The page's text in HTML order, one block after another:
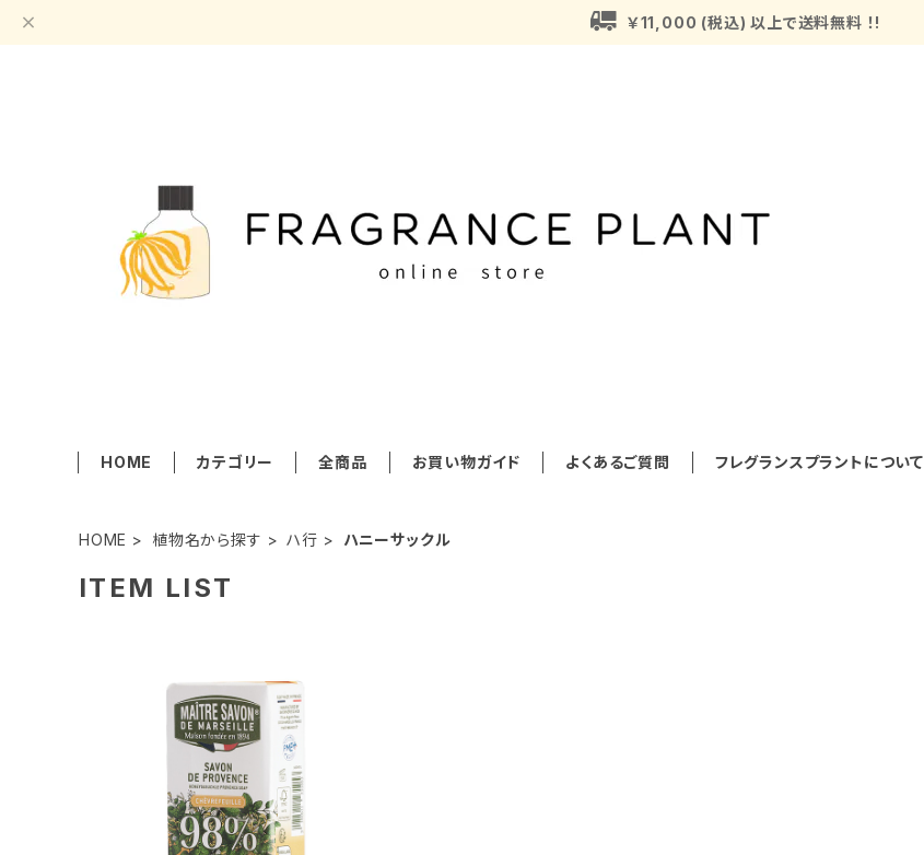
￥11,000 (税込) 以上で送料無料 ！!
HOME カテゴリー 全商品 お買い物ガイド よくあるご質問 フレグランスプラントについて
HOME 植物名から探す ハ行 ハニーサックル
ITEM LIST